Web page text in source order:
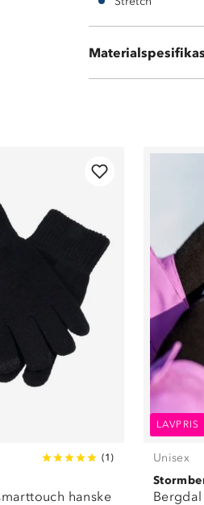
41% ull
3 % elastan
(1 )
hanske
LAVPRIS
Unisex